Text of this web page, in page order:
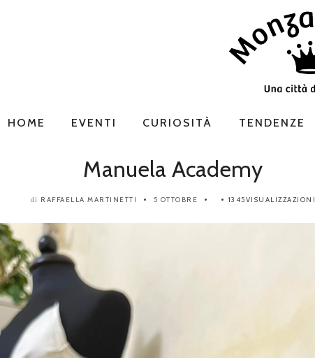
HOME EVENTI CURIOSITÀ TENDENZE
Manuela Academy
di RAFFAELLA MARTINETTI 5 OTTOBRE 1345VISUALIZZAZIONI